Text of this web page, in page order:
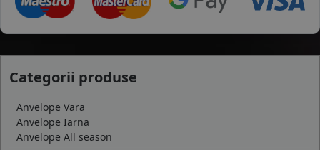
Categorii produse
Anvelope Vara
Anvelope Iarna
Anvelope All season